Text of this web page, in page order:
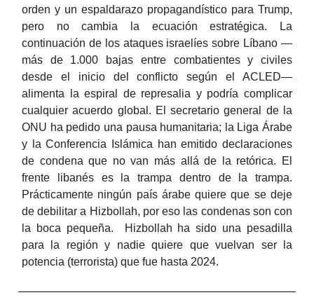
orden y un espaldarazo propagandístico para Trump,
pero no cambia la ecuación estratégica. La
continuación de los ataques israelíes sobre Líbano —
más de 1.000 bajas entre combatientes y civiles
desde el inicio del conflicto según el ACLED—
alimenta la espiral de represalia y podría complicar
cualquier acuerdo global. El secretario general de la
ONU ha pedido una pausa humanitaria; la Liga Árabe
y la Conferencia Islámica han emitido declaraciones
de condena que no van más allá de la retórica. El
frente libanés es la trampa dentro de la trampa.
Prácticamente ningún país árabe quiere que se deje
de debilitar a Hizbollah, por eso las condenas son con
la boca pequeña. Hizbollah ha sido una pesadilla
para la región y nadie quiere que vuelvan ser la
potencia (terrorista) que fue hasta 2024.